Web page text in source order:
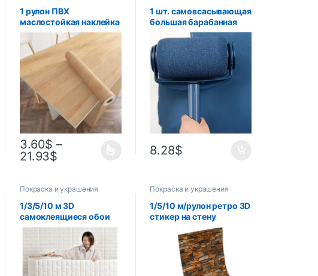
1 рулон ПВХ
маслостойкая наклейка
под дерево
самоклеящиеся обои
для кухонной
столешницы, мебели,
шкафа, стола, ремонта
стен
3.60$ –
21.93$
1 шт. самовсасывающая
большая барабанная
кисть, искусственная,
латексная краска,
Настенная кисть
8.28$
Покраска и украшения
1/3/5/10 м 3D
самоклеящиеся обои
наклейки 3 м наклейки
на кирпичную стену
домашний декор обои
для стен DIY спальня
Papel De Parede
Покраска и украшения
1/5/10 м/рулон ретро 3D
стикер на стену
имитация кирпича
самолет стикер на
стену мебельные
наклейки обои для
стены гостиной кухни